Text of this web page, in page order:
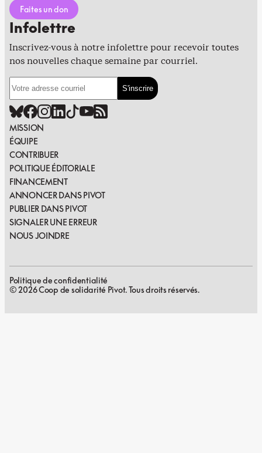
Faites un don
Infolettre
Inscrivez-vous à notre infolettre pour recevoir toutes
nos nouvelles chaque semaine par courriel.
MISSION
ÉQUIPE
CONTRIBUER
POLITIQUE ÉDITORIALE
FINANCEMENT
ANNONCER DANS PIVOT
PUBLIER DANS PIVOT
SIGNALER UNE ERREUR
NOUS JOINDRE
Politique de confidentialité
© 2026 Coop de solidarité Pivot. Tous droits réservés.